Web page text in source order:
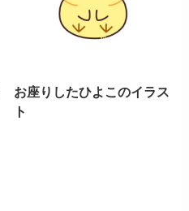
お座りしたひよこのイラス
ト